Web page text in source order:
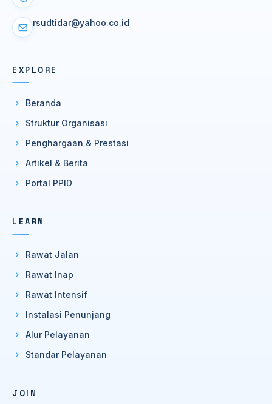
rsudtidar@yahoo.co.id
EXPLORE
Beranda
Struktur Organisasi
Penghargaan & Prestasi
Artikel & Berita
Portal PPID
LEARN
Rawat Jalan
Rawat Inap
Rawat Intensif
Instalasi Penunjang
Alur Pelayanan
Standar Pelayanan
JOIN